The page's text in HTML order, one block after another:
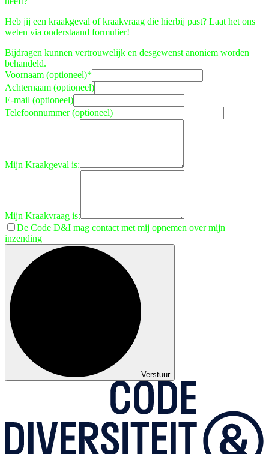
Heb jij een kraakgeval of kraakvraag die hierbij past? Laat het ons
weten via onderstaand formulier!
Bijdragen kunnen vertrouwelijk en desgewenst anoniem worden
behandeld.
Voornaam (optioneel)*
Achternaam (optioneel)
E-mail (optioneel)
Telefoonnummer (optioneel)
Mijn Kraakgeval is:
Mijn Kraakvraag is:
De Code D&I mag contact met mij opnemen over mijn
inzending
Verstuur